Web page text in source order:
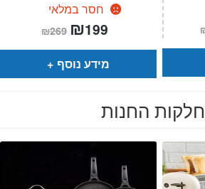
חסר במלאי
₪269 המחיר
המקורי
היה:
₪269.
₪199
הוא:
מידע נוסף
החנות